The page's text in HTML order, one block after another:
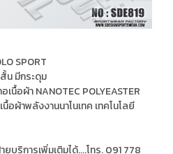
SPORT
น มีกระดุม
นื้อผ้า NANOTEC POLYEASTER
อผ้าพลังงานนาโนเทค เทคโนโลยี
ริการเพิ่มเติมได้....โทร. 091 778